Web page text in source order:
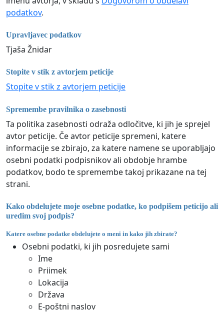
podatkov.
Upravljavec podatkov
Tjaša Žnidar
Stopite v stik z avtorjem peticije
Stopite v stik z avtorjem peticije
Spremembe pravilnika o zasebnosti
Ta politika zasebnosti odraža odločitve, ki jih je sprejel
avtor peticije. Če avtor peticije spremeni, katere
informacije se zbirajo, za katere namene se uporabljajo
osebni podatki podpisnikov ali obdobje hrambe
podatkov, bodo te spremembe takoj prikazane na tej
strani.
Kako obdelujete moje osebne podatke, ko podpišem peticijo ali
uredim svoj podpis?
Katere osebne podatke obdelujete o meni in kako jih zbirate?
Osebni podatki, ki jih posredujete sami
Ime
Priimek
Lokacija
Država
E-poštni naslov